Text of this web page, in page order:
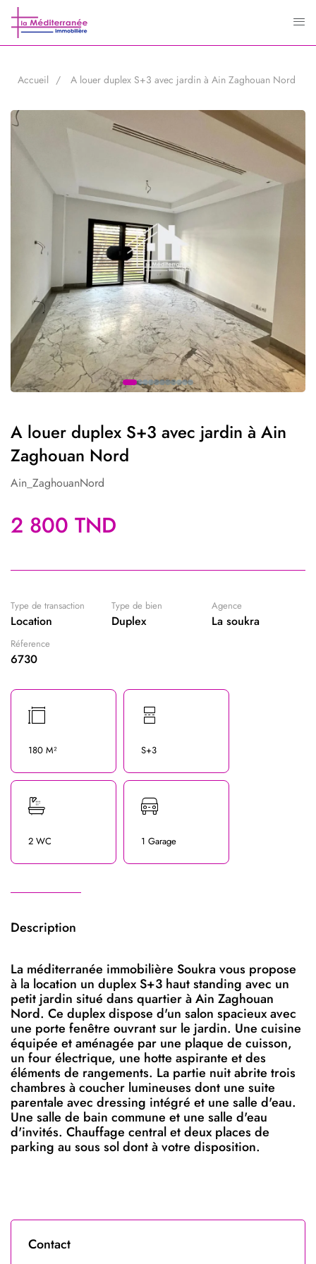
Accueil A louer duplex S+3 avec jardin à Ain Zaghouan Nord
A louer duplex S+3 avec jardin à Ain
Zaghouan Nord
Ain_ZaghouanNord
2 800 TND
Type de transaction
Location
Type de bien
Duplex
Agence
La soukra
Réference
6730
180 M² S+3
2 WC 1 Garage
Description
La méditerranée immobilière Soukra vous propose
à la location un duplex S+3 haut standing avec un
petit jardin situé dans quartier à Ain Zaghouan
Nord. Ce duplex dispose d'un salon spacieux avec
une porte fenêtre ouvrant sur le jardin. Une cuisine
équipée et aménagée par une plaque de cuisson,
un four électrique, une hotte aspirante et des
éléments de rangements. La partie nuit abrite trois
chambres à coucher lumineuses dont une suite
parentale avec dressing intégré et une salle d'eau.
Une salle de bain commune et une salle d'eau
d'invités. Chauffage central et deux places de
parking au sous sol dont à votre disposition.
Contact